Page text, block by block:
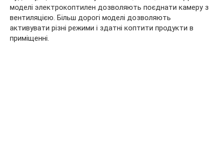
моделі электрокоптилен дозволяють поєднати камеру з
вентиляцією. Більш дорогі моделі дозволяють
активувати різні режими і здатні коптити продукти в
приміщенні.